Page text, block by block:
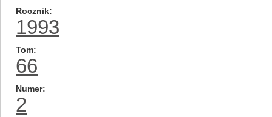
Rocznik
1993
Tom
66
Numer
2